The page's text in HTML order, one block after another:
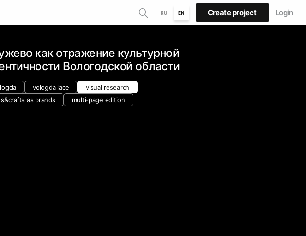
RU EN Create project Login
как отражение культурной
Вологодской области
vologda lace
visual research
as brands
multi-page edition